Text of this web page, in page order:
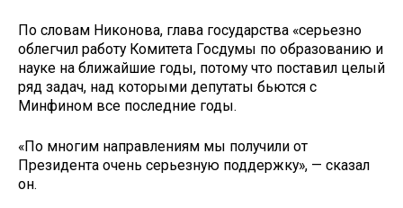
По словам Никонова, глава государства «серьезно
облегчил работу Комитета Госдумы по образованию и
науке на ближайшие годы, потому что поставил целый
ряд задач, над которыми депутаты бьются с
Минфином все последние годы.
«По многим направлениям мы получили от
Президента очень серьезную поддержку», — сказал
он.